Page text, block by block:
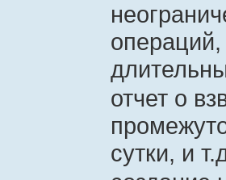
отчет о
сутки, и